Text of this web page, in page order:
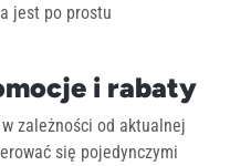
jest po prostu
i rabaty
zależności od aktualnej
się pojedynczymi